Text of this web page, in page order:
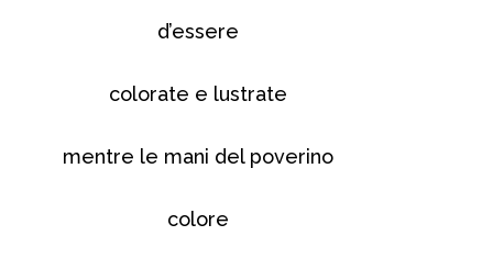
d’essere
colorate e lustrate
mentre le mani del poverino
colore